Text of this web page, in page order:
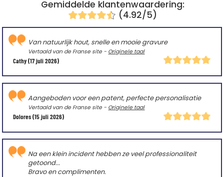
Gemiddelde klantenwaardering:
(4.92/5)
Cathy(17 juli 2026)
Van natuurlijk hout, snelle en mooie gravure
Vertaald van de Franse site - Originele taal
Dolores(15 juli 2026)
Aangeboden voor een patent, perfecte personalisatie
Vertaald van de Franse site - Originele taal
Na een klein incident hebben ze veel professionaliteit
getoond...
Bravo en complimenten.